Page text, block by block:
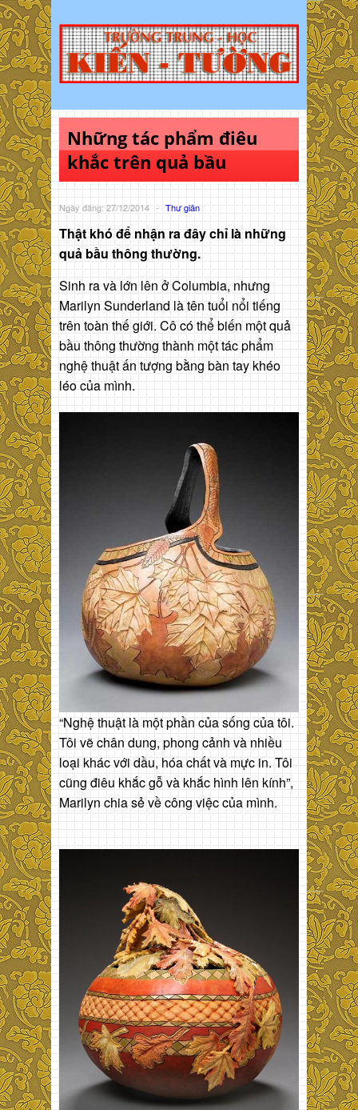
Những tác phẩm điêu
khắc trên quả bầu
Ngày đăng: 27/12/2014 - Thư giãn
Thật khó để nhận ra đây chỉ là những
quả bầu thông thường.
Sinh ra và lớn lên ở Columbia, nhưng
Marilyn Sunderland là tên tuổi nổi tiếng
trên toàn thế giới. Cô có thể biến một quả
bầu thông thường thành một tác phẩm
nghệ thuật ấn tượng bằng bàn tay khéo
léo của mình.
“Nghệ thuật là một phần của sống của tôi.
Tôi vẽ chân dung, phong cảnh và nhiều
loại khác với dầu, hóa chất và mực in. Tôi
cũng điêu khắc gỗ và khắc hình lên kính”,
Marilyn chia sẻ về công việc của mình.